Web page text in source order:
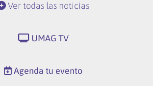
Ver todas las noticias
UMAG TV
Agenda tu evento